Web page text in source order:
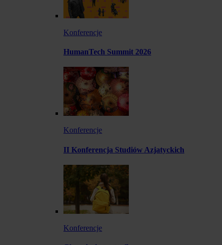
Konferencje
HumanTech Summit 2026
Konferencje
II Konferencja Studiów Azjatyckich
Konferencje